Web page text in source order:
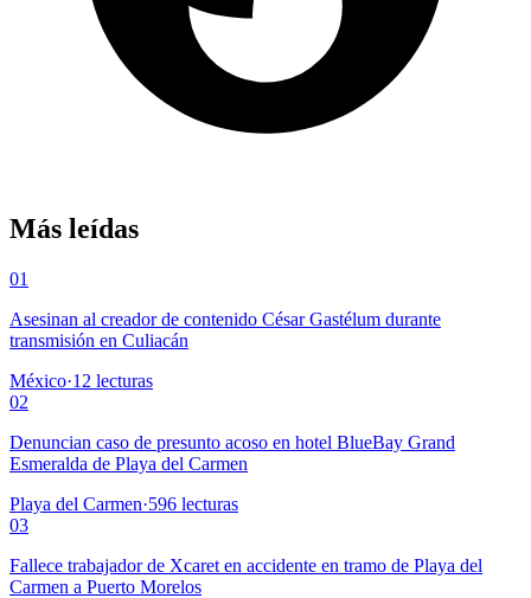
Más leídas
01
Asesinan al creador de contenido César Gastélum durante
transmisión en Culiacán
México·12 lecturas
02
Denuncian caso de presunto acoso en hotel BlueBay Grand
Esmeralda de Playa del Carmen
Playa del Carmen·596 lecturas
03
Fallece trabajador de Xcaret en accidente en tramo de Playa del
Carmen a Puerto Morelos